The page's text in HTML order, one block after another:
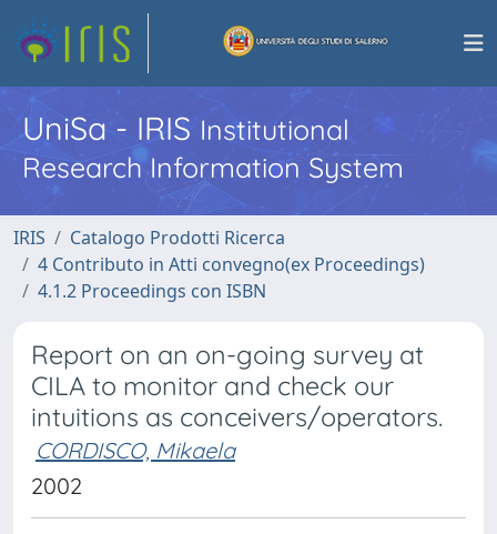
UniSa - IRISInstitutional
Research Information System
IRIS
Catalogo Prodotti Ricerca
4 Contributo in Atti convegno(ex Proceedings)
4.1.2 Proceedings con ISBN
Report on an on-going survey at
CILA to monitor and check our
intuitions as conceivers/operators.
CORDISCO, Mikaela
2002